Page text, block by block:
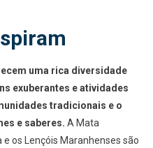
uma rica diversidade
exuberantes e atividades
tradicionais e o
e saberes. A Mata
os Lençóis Maranhenses são